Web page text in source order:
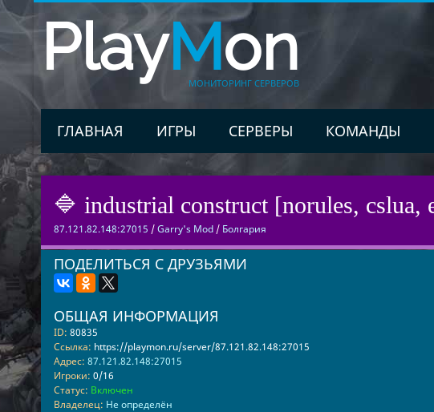
PlayMon
МОНИТОРИНГ СЕРВЕРОВ
ГЛАВНАЯ ИГРЫ СЕРВЕРЫ КОМАНДЫ
🔷 industrial construct [norules, cslua,
87.121.82.148:27015 /Garry's Mod/ Болгария
ПОДЕЛИТЬСЯ С ДРУЗЬЯМИ
ОБЩАЯ ИНФОРМАЦИЯ
ID: 80835
Ссылка: https://playmon.ru/server/87.121.82.148:27015
Адрес: 87.121.82.148:27015
Игроки: 0/16
Статус: Включен
Владелец: Не определён